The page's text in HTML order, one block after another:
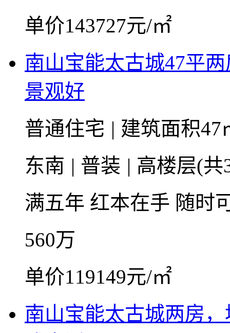
单价143727元/㎡
南山宝能太古城47平
景观好
普通住宅 | 建筑面积
东南 | 普装 | 高楼层(
满五年 红本在手 随时
560万
单价119149元/㎡
南山宝能太古城两房